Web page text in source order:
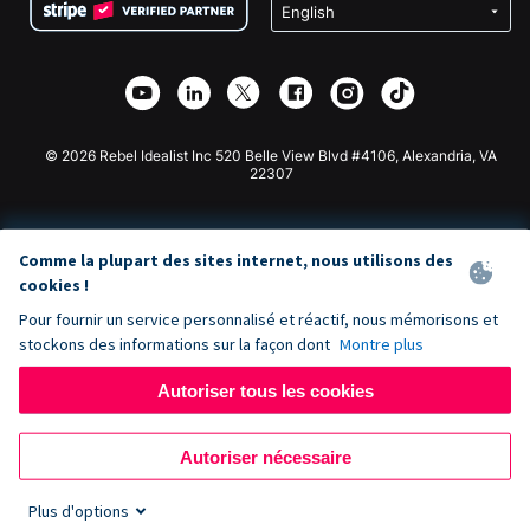
Confidentialité
Partenariat d'affiliation
Bibliothèque
Collecte de fonds caritative
Plugin de don Wix
Application de don Webflow
Don Joomla
© 2026 Rebel Idealist Inc 520 Belle View Blvd #4106, Alexandria, VA
22307
Comme la plupart des sites internet, nous utilisons des
cookies !
Pour fournir un service personnalisé et réactif, nous mémorisons et
stockons des informations sur la façon dont Montre plus
Autoriser tous les cookies
Autoriser nécessaire
Plus d'options